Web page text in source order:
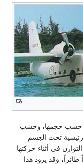
حسب حجمها، وحسب
تحت الجسم
في أثناء حركتها
وقد يزود هذا